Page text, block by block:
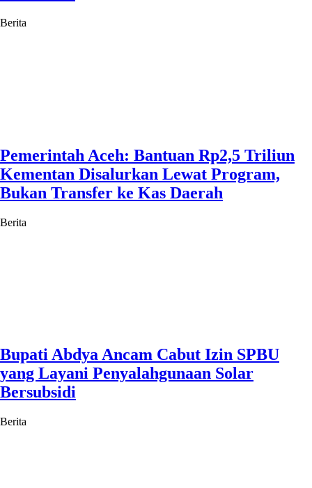
Berita
Pemerintah Aceh: Bantuan Rp2,5 Triliun
Kementan Disalurkan Lewat Program,
Bukan Transfer ke Kas Daerah
Berita
Bupati Abdya Ancam Cabut Izin SPBU
yang Layani Penyalahgunaan Solar
Bersubsidi
Berita